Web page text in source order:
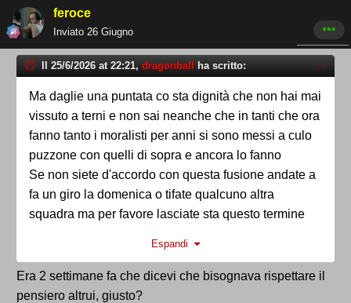
feroce
Inviato 26 Giugno
Il 25/6/2026 at 22:21, dragonball ha scritto:
Ma daglie una puntata co sta dignità che non hai mai
vissuto a terni e non sai neanche che in tanti che ora
fanno tanto i moralisti per anni si sono messi a culo
puzzone con quelli di sopra e ancora lo fanno
Se non siete d'accordo con questa fusione andate a
fa un giro la domenica o tifate qualcuno altra
squadra ma per favore lasciate sta questo termine
Comunque sua ricordo che bandecchi o non
bandecchi lo stadio clinica darebbe lavoro a circa
duecento persone direttamente e molte altre per
Espandi
Era 2 settimane fa che dicevi che bisognava rispettare il
pensiero altrui, giusto?